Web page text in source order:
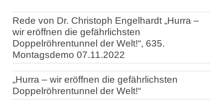
Rede von Dr. Christoph Engelhardt „Hurra –
wir eröffnen die gefährlichsten
Doppelröhrentunnel der Welt!“, 635.
Montagsdemo 07.11.2022
„Hurra – wir eröffnen die gefährlichsten
Doppelröhrentunnel der Welt!“